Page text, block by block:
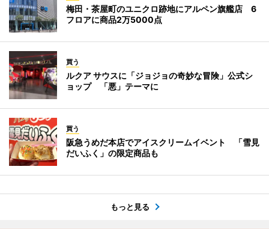
梅田・茶屋町のユニクロ跡地にアルペン旗艦店 6
フロアに商品2万5000点
買う
ルクア サウスに「ジョジョの奇妙な冒険」公式シ
ョップ 「悪」テーマに
買う
阪急うめだ本店でアイスクリームイベント 「雪見
だいふく」の限定商品も
もっと見る